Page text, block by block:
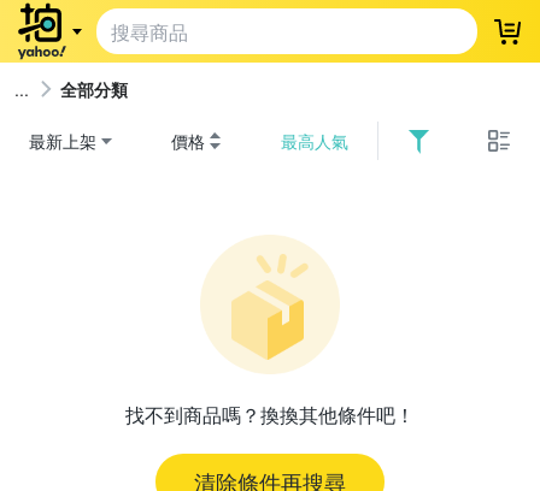
登
全部分類
最新上架 價格 最高人氣
找不到商品嗎？換換其他條件吧！
清除條件再搜尋